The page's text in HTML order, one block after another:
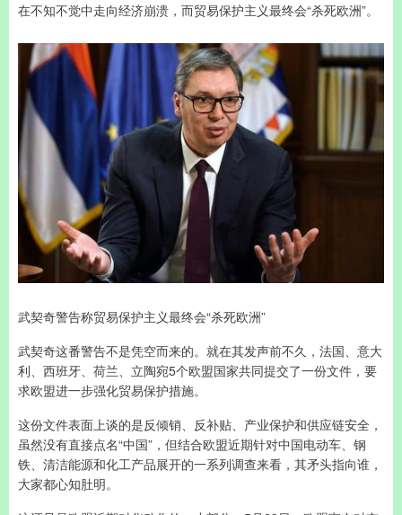
在不知不觉中走向经济崩溃，而贸易保护主义最终会“杀死欧洲”。
武契奇警告称贸易保护主义最终会“杀死欧洲”
武契奇这番警告不是凭空而来的。就在其发声前不久，法国、意大
利、西班牙、荷兰、立陶宛5个欧盟国家共同提交了一份文件，要
求欧盟进一步强化贸易保护措施。
这份文件表面上谈的是反倾销、反补贴、产业保护和供应链安全，
虽然没有直接点名“中国”，但结合欧盟近期针对中国电动车、钢
铁、清洁能源和化工产品展开的一系列调查来看，其矛头指向谁，
大家都心知肚明。